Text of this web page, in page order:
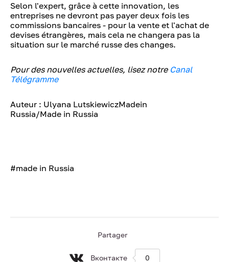
Selon l'expert, grâce à cette innovation, les
entreprises ne devront pas payer deux fois les
commissions bancaires - pour la vente et l'achat de
devises étrangères, mais cela ne changera pas la
situation sur le marché russe des changes.
Pour des nouvelles actuelles, lisez notre Canal
Télégramme
Auteur : Ulyana LutskiewiczMadein
Russia/Made in Russia
#made in Russia
Partager
Вконтакте 0